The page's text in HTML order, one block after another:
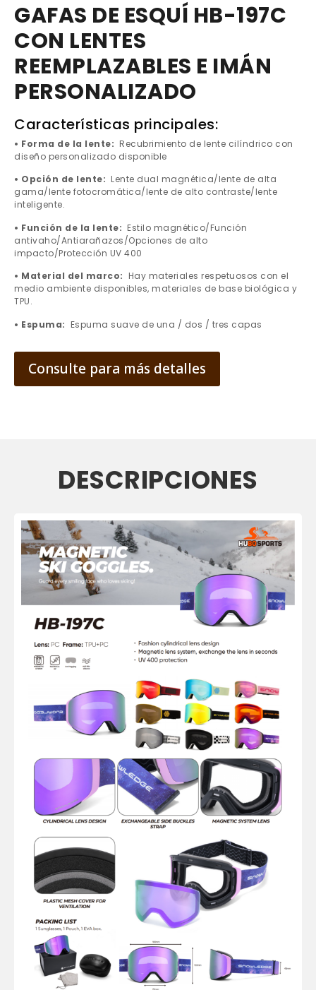
GAFAS DE ESQUÍ HB-197C
CON LENTES
REEMPLAZABLES E IMÁN
PERSONALIZADO
Características principales:
• Forma de la lente: Recubrimiento de lente cilíndrico con
diseño personalizado disponible
• Opción de lente: Lente dual magnética/lente de alta
gama/lente fotocromática/lente de alto contraste/lente
inteligente.
• Función de la lente: Estilo magnético/Función
antivaho/Antiarañazos/Opciones de alto
impacto/Protección UV 400
• Material del marco: Hay materiales respetuosos con el
medio ambiente disponibles, materiales de base biológica y
TPU.
• Espuma: Espuma suave de una / dos / tres capas
Consulte para más detalles
DESCRIPCIONES